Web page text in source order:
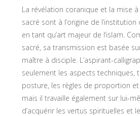
La révélation coranique et la mise à
sacré sont à l’origine de
en tant qu’art majeur de l’islam.
sacré, sa transmission est basée
maître à disciple. L’aspirant-
seulement les aspects techniques,
posture, les règles de proportion et
mais il travaille également sur lui-
d’acquérir les vertus spirituelles et